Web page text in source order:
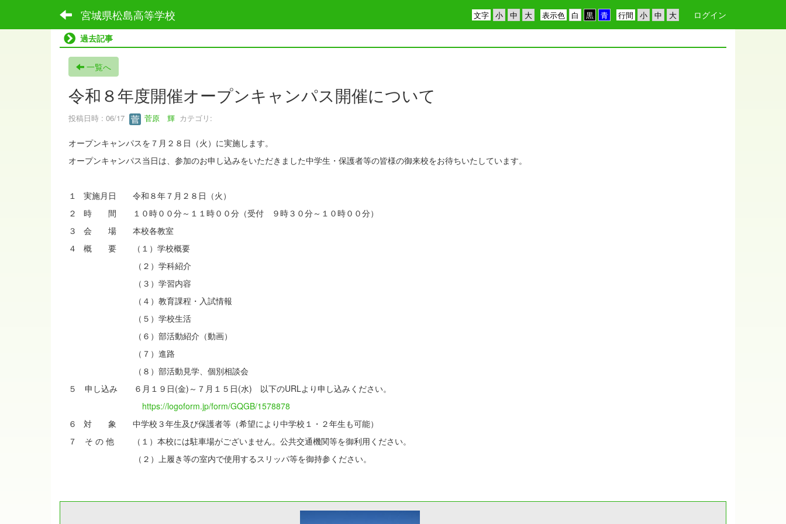
宮城県松島高等学校 行間
表示色
文字
ログイン
過去記事
一覧へ
令和８年度開催オープンキャンパス開催について
投稿日時 : 06/17 菅原 輝 カテゴリ:
オープンキャンパスを７月２８日（火）に実施します。
オープンキャンパス当日は、参加のお申し込みをいただきました中学生・保護者等の皆様の御来校をお待ちいたしています。
１ 実施月日 令和８年７月２８日（火）
２ 時 間 １０時００分～１１時００分（受付 ９時３０分～１０時００分）
３ 会 場 本校各教室
４ 概 要 （１）学校概要
（２）学科紹介
（３）学習内容
（４）教育課程・入試情報
（５）学校生活
（６）部活動紹介（動画）
（７）進路
（８）部活動見学、個別相談会
５ 申し込み ６月１９日(金)～７月１５日(水) 以下のURLより申し込みください。
https://logoform.jp/form/GQGB/1578878
６ 対 象 中学校３年生及び保護者等（希望により中学校１・２年生も可能）
７ そ の 他 （１）本校には駐車場がございません。公共交通機関等を御利用ください。
（２）上履き等の室内で使用するスリッパ等を御持参ください。